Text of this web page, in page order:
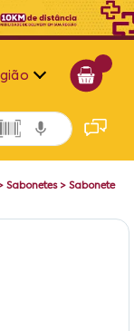
Alagoas
Bahia
Sabonetes> Sabonete